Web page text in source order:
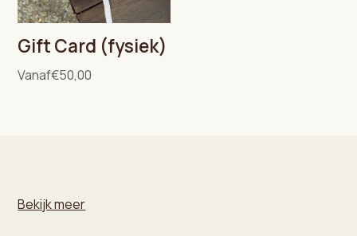
Gift Card (fysiek)
Vanaf€50,00
Bekijk meer